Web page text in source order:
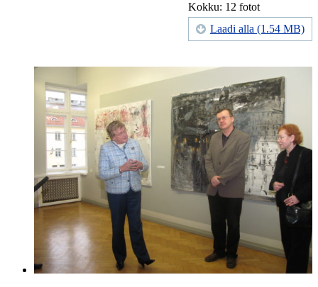
Kokku: 12 fotot
Laadi alla (1.54 MB)